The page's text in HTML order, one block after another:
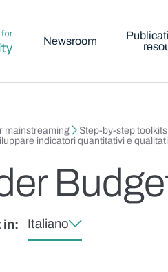
Newsroom
mainstreaming Step-by-step toolkits
indicatori quantitativi e
in: Italiano